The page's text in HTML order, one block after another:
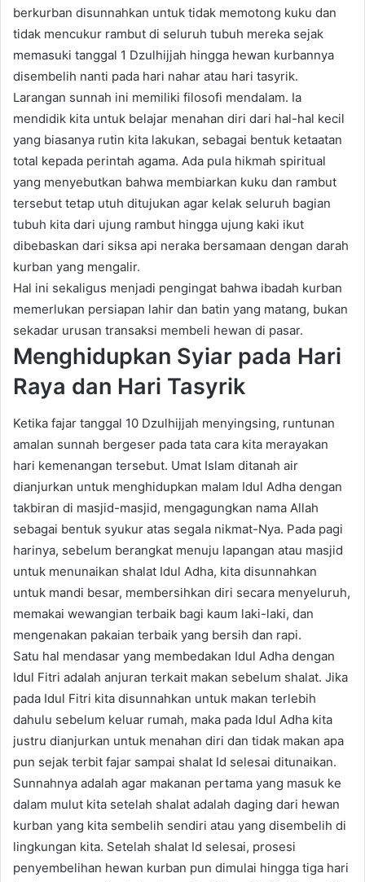
berkurban disunnahkan untuk tidak memotong kuku dan
tidak mencukur rambut di seluruh tubuh mereka sejak
memasuki tanggal 1 Dzulhijjah hingga hewan kurbannya
disembelih nanti pada hari nahar atau hari tasyrik.
Larangan sunnah ini memiliki filosofi mendalam. Ia
mendidik kita untuk belajar menahan diri dari hal-hal kecil
yang biasanya rutin kita lakukan, sebagai bentuk ketaatan
total kepada perintah agama. Ada pula hikmah spiritual
yang menyebutkan bahwa membiarkan kuku dan rambut
tersebut tetap utuh ditujukan agar kelak seluruh bagian
tubuh kita dari ujung rambut hingga ujung kaki ikut
dibebaskan dari siksa api neraka bersamaan dengan darah
kurban yang mengalir.
Hal ini sekaligus menjadi pengingat bahwa ibadah kurban
memerlukan persiapan lahir dan batin yang matang, bukan
sekadar urusan transaksi membeli hewan di pasar.
Menghidupkan Syiar pada Hari
Raya dan Hari Tasyrik
Ketika fajar tanggal 10 Dzulhijjah menyingsing, runtunan
amalan sunnah bergeser pada tata cara kita merayakan
hari kemenangan tersebut. Umat Islam ditanah air
dianjurkan untuk menghidupkan malam Idul Adha dengan
takbiran di masjid-masjid, mengagungkan nama Allah
sebagai bentuk syukur atas segala nikmat-Nya. Pada pagi
harinya, sebelum berangkat menuju lapangan atau masjid
untuk menunaikan shalat Idul Adha, kita disunnahkan
untuk mandi besar, membersihkan diri secara menyeluruh,
memakai wewangian terbaik bagi kaum laki-laki, dan
mengenakan pakaian terbaik yang bersih dan rapi.
Satu hal mendasar yang membedakan Idul Adha dengan
Idul Fitri adalah anjuran terkait makan sebelum shalat. Jika
pada Idul Fitri kita disunnahkan untuk makan terlebih
dahulu sebelum keluar rumah, maka pada Idul Adha kita
justru dianjurkan untuk menahan diri dan tidak makan apa
pun sejak terbit fajar sampai shalat Id selesai ditunaikan.
Sunnahnya adalah agar makanan pertama yang masuk ke
dalam mulut kita setelah shalat adalah daging dari hewan
kurban yang kita sembelih sendiri atau yang disembelih di
lingkungan kita. Setelah shalat Id selesai, prosesi
penyembelihan hewan kurban pun dimulai hingga tiga hari